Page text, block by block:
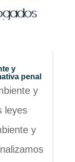
y
penal
y
leyes
y